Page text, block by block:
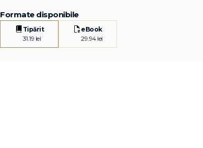
Formate disponibile
Tipărit
31.19 lei
eBook
29.94 lei